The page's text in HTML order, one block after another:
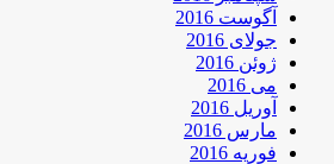
آگوست 2016
جولای 2016
ژوئن 2016
می 2016
آوریل 2016
مارس 2016
فوریه 2016